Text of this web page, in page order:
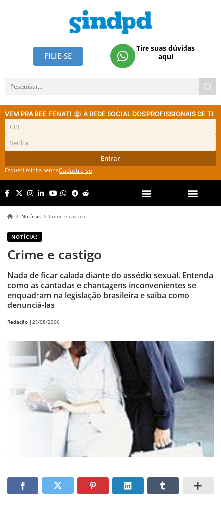
FILIE-SE
Tire suas dúvidas
aqui
VEM PRA BEE FENATI A REDE SOCIAL DOS PROFISSIONAIS DE TI
Entrar
Esqueci minha senhaCadastre-se
Notícias Crime e castigo
NOTÍCIAS
Crime e castigo
Nada de ficar calada diante do assédio sexual. Entenda
como as cantadas e chantagens inconvenientes se
enquadram na legislação brasileira e saiba como
denunciá-las
Redação |29/08/2006